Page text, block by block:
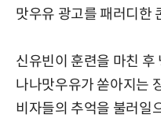
맛우유 광고를 패러디한
신유빈이 훈련을 마친 후
나나맛우유가 쏟아지는
비자들의 추억을 불러일